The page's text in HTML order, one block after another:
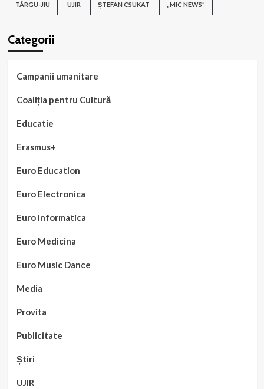
TÂRGU-JIU UJIR ȘTEFAN CSUKAT „MIC NEWS”
Categorii
Campanii umanitare
Coaliția pentru Cultură
Educatie
Erasmus+
Euro Education
Euro Electronica
Euro Informatica
Euro Medicina
Euro Music Dance
Media
Provita
Publicitate
Știri
UJIR